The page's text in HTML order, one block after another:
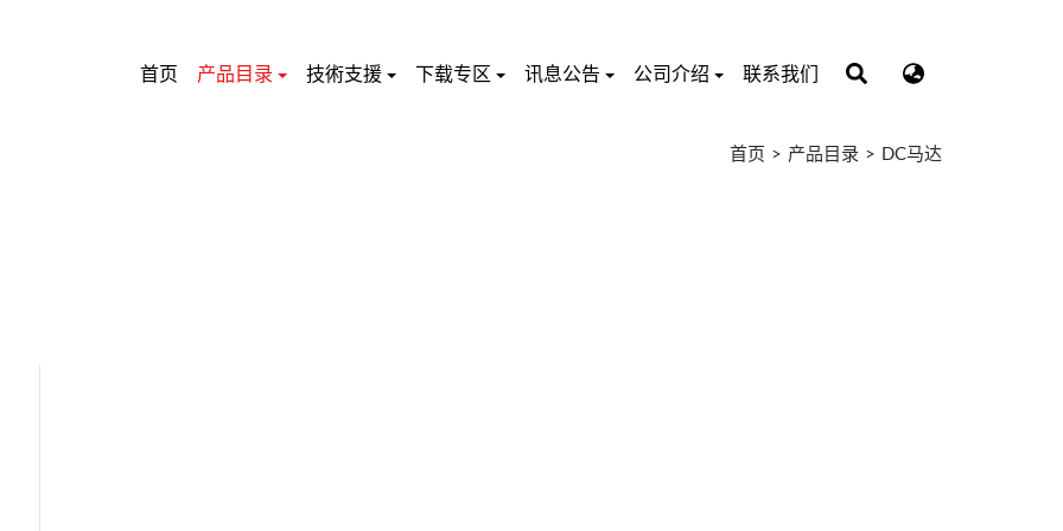
首页 产品目录 技術支援 下载专区 讯息公告 公司介绍 联系我们
首页 产品目录 DC马达